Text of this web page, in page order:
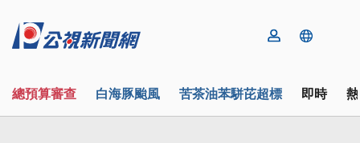
總預算審查 白海豚颱風 苦茶油苯駢芘超標 即時